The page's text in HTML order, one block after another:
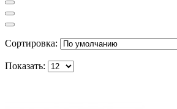
Сортировка:
Показать: